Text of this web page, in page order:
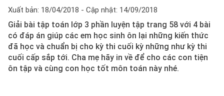
Xuất bản: 18/04/2018 - Cập nhật: 14/09/2018
Giải bài tập toán lớp 3 phần luyện tập trang 58 với 4 bài
có đáp án giúp các em học sinh ôn lại những kiến thức
đã học và chuẩn bị cho kỳ thi cuối kỳ những như kỳ thi
cuối cấp sắp tới. Cha mẹ hãy in về để cho các con tiện
ôn tập và cùng con học tốt môn toán này nhé.